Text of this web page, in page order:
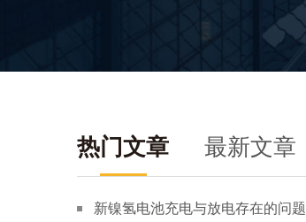
热门文章 最新文章
新镍氢电池充电与放电存在的问题